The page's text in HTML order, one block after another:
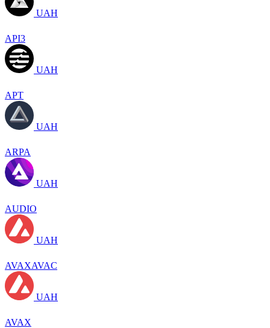
UAH
API3
UAH
APT
UAH
ARPA
UAH
AUDIO
UAH
AVAXAVAC
UAH
AVAX